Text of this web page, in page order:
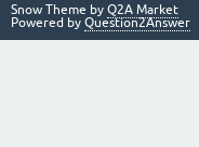
Snow Theme by Q2A Market
Powered by Question2Answer